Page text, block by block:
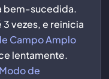
bem-sucedida.
vezes, e reinicia
Campo Amplo
lentamente.
de